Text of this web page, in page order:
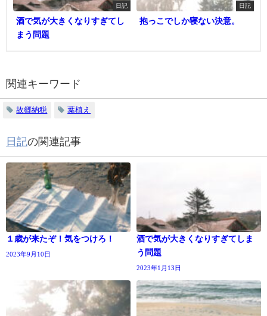
日記
酒で気が大きくなりすぎてし
まう問題
日記
抱っこでしか寝ない決意。
関連キーワード
故郷納税 葉植え
日記の関連記事
１歳が来たぞ！気をつけろ！
2023年9月10日
酒で気が大きくなりすぎてしま
う問題
2023年1月13日